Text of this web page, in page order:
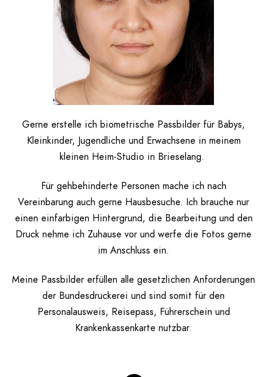
Gerne erstelle ich biometrische Passbilder für Babys,
Kleinkinder, Jugendliche und Erwachsene in meinem
kleinen Heim-Studio in Brieselang.
Für gehbehinderte Personen mache ich nach
Vereinbarung auch gerne Hausbesuche. Ich brauche nur
einen einfarbigen Hintergrund, die Bearbeitung und den
Druck nehme ich Zuhause vor und werfe die Fotos gerne
im Anschluss ein.
Meine Passbilder erfüllen alle gesetzlichen Anforderungen
der Bundesdruckerei und sind somit für den
Personalausweis, Reisepass, Führerschein und
Krankenkassenkarte nutzbar.